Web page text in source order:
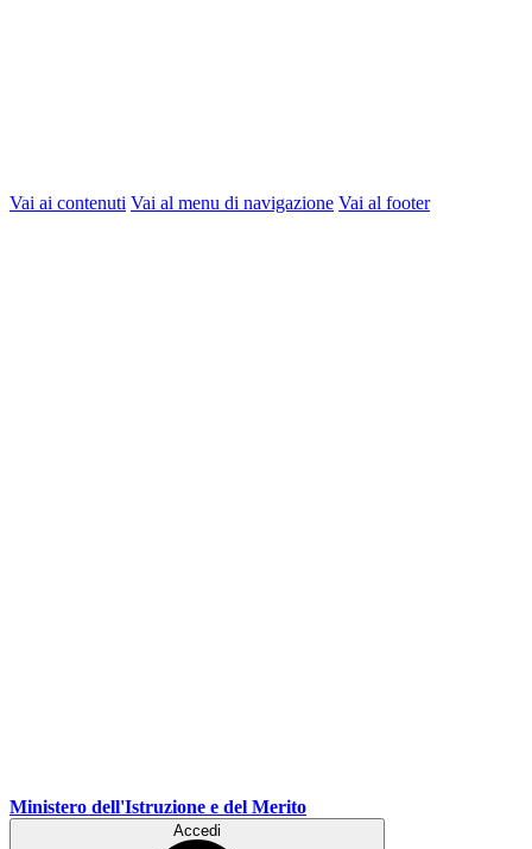
Vai ai contenuti Vai al menu di navigazione Vai al footer
Ministero dell'Istruzione e del Merito
Accedi